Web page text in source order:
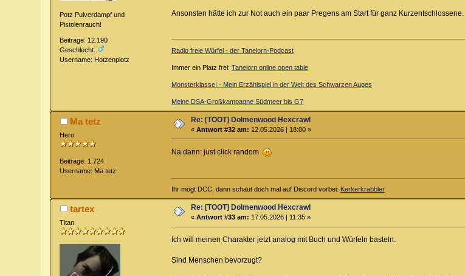
Potz Pulverdampf und
Pistolenrauch!
Beiträge: 12.190
Geschlecht:
Username: Hotzenplotz
Ansonsten hätte ich zur Not auch ein paar Pregens am Start für ganz Kurzentschlossene.
Radio freie Würfel - der Tanelorn-Podcast
Immer ein Platz frei: Tanelorn online open table
Monsterklasse! - Mein Erzählspiel in der Welt des Schwarzen Auges
Meine DSA-Großkampagne Südmeer bis G7
Ma tetz
Hero
Beiträge: 1.724
Username: Ma tetz
Re: [TOOT] Dolmenwood Hexcrawl
«Antwort #32 am: 12.05.2026 | 18:00 »
Na dann: just click random
Ihr mögt DCC, dann schaut doch mal auf Discord vorbei: Kerkerkrabbler
tartex
Titan
Re: [TOOT] Dolmenwood Hexcrawl
«Antwort #33 am: 17.05.2026 | 11:35 »
Ich will meinen Charakter jetzt analog mit Buch und Würfeln basteln.
Sind Menschen bevorzugt?